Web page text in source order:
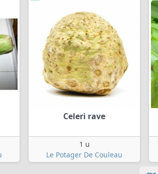
Celeri rave
1 u
Le Potager De Couleau